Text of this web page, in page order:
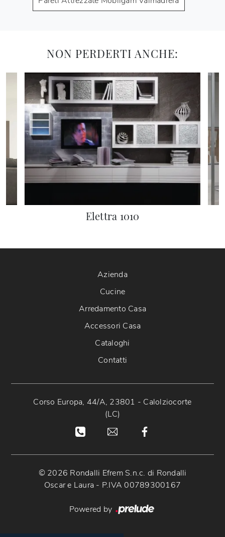
NON PERDERTI ANCHE:
Elettra 1010
Azienda
Cucine
Arredamento Casa
Accessori Casa
Cataloghi
Contatti
Corso Europa, 44/A, 23801 - Calolziocorte
(LC)
© 2026 Rondalli Efrem S.n.c. di Rondalli
Oscar e Laura - P.IVA 00789300167
Powered by